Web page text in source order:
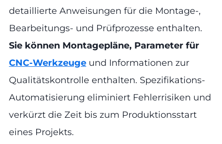
detaillierte Anweisungen für die Montage-,
Bearbeitungs- und Prüfprozesse enthalten.
Sie können Montagepläne, Parameter für
CNC-Werkzeuge und Informationen zur
Qualitätskontrolle enthalten. Spezifikations-
Automatisierung eliminiert Fehlerrisiken und
verkürzt die Zeit bis zum Produktionsstart
eines Projekts.